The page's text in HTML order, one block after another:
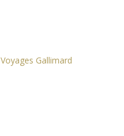
Voyages Gallimard